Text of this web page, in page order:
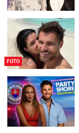
FOTO